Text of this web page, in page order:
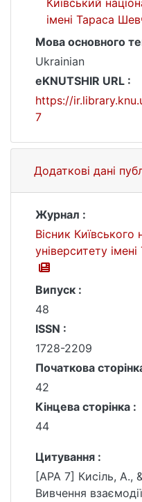
Київський
імені Тараса
Мова основного
Ukrainian
eKNUTSHIR URL :
https://
7
Додаткові дані
Журнал :
Вісник Київського
університету
Випуск :
48
ISSN :
1728-2209
Початкова
42
Кінцева сторінка :
44
Цитування :
[APA 7] Кисіль, А.,
Вивчення